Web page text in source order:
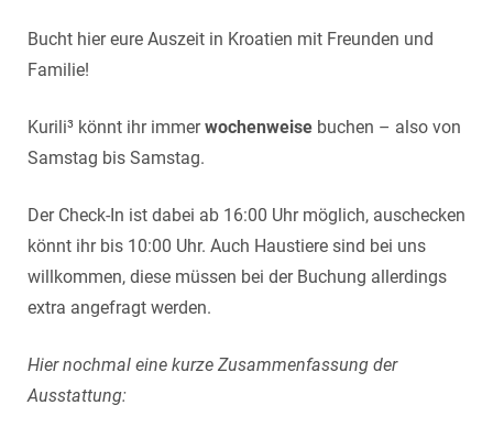
Bucht hier eure Auszeit in Kroatien mit Freunden und
Familie!
Kurili³ könnt ihr immerwochenweise buchen – also von
Samstag bis Samstag.
Der Check-In ist dabei ab 16:00 Uhr möglich, auschecken
könnt ihr bis 10:00 Uhr. Auch Haustiere sind bei uns
willkommen, diese müssen bei der Buchung allerdings
extra angefragt werden.
Hier nochmal eine kurze Zusammenfassung der
Ausstattung: